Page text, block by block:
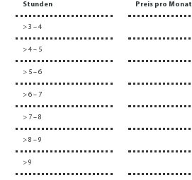
Stunden Preis pro Monat
> 3 – 4
> 4 – 5
> 5 – 6
> 6 – 7
> 7 – 8
> 8 – 9
> 9